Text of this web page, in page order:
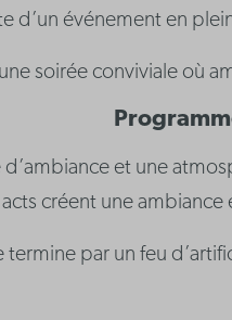
d’un événement en
soirée conviviale où
et une
acts créent une
termine par un feu